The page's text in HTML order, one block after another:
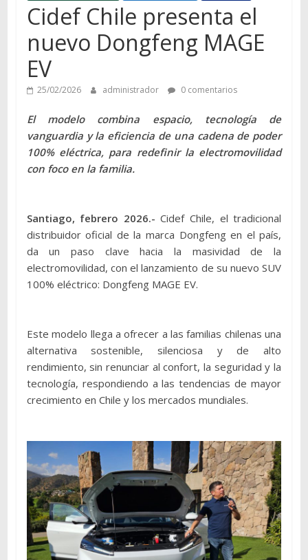
Cidef Chile presenta el
nuevo Dongfeng MAGE
EV
25/02/2026 administrador 0 comentarios
El modelo combina espacio, tecnología de
vanguardia y la eficiencia de una cadena de poder
100% eléctrica, para redefinir la electromovilidad
con foco en la familia.
Santiago, febrero 2026.- Cidef Chile, el tradicional
distribuidor oficial de la marca Dongfeng en el país,
da un paso clave hacia la masividad de la
electromovilidad, con el lanzamiento de su nuevo SUV
100% eléctrico: Dongfeng MAGE EV.
Este modelo llega a ofrecer a las familias chilenas una
alternativa sostenible, silenciosa y de alto
rendimiento, sin renunciar al confort, la seguridad y la
tecnología, respondiendo a las tendencias de mayor
crecimiento en Chile y los mercados mundiales.